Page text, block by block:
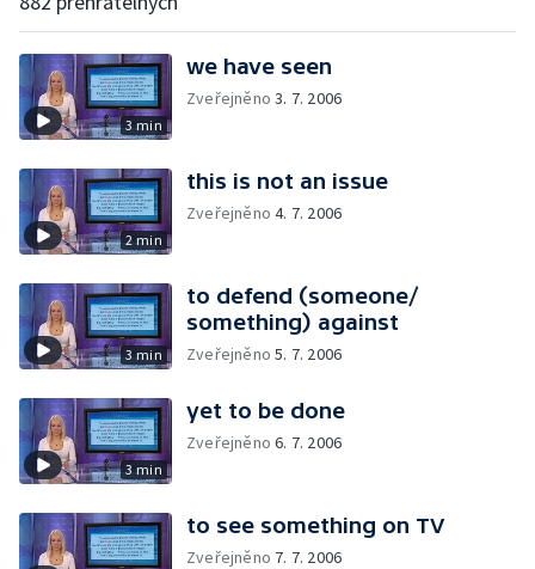
3 min
we have seen
Zveřejněno3. 7. 2006
2 min
this is not an issue
Zveřejněno4. 7. 2006
3 min
to defend (someone/
something) against
Zveřejněno5. 7. 2006
3 min
yet to be done
Zveřejněno6. 7. 2006
to see something on TV
Zveřejněno 7. 7. 2006